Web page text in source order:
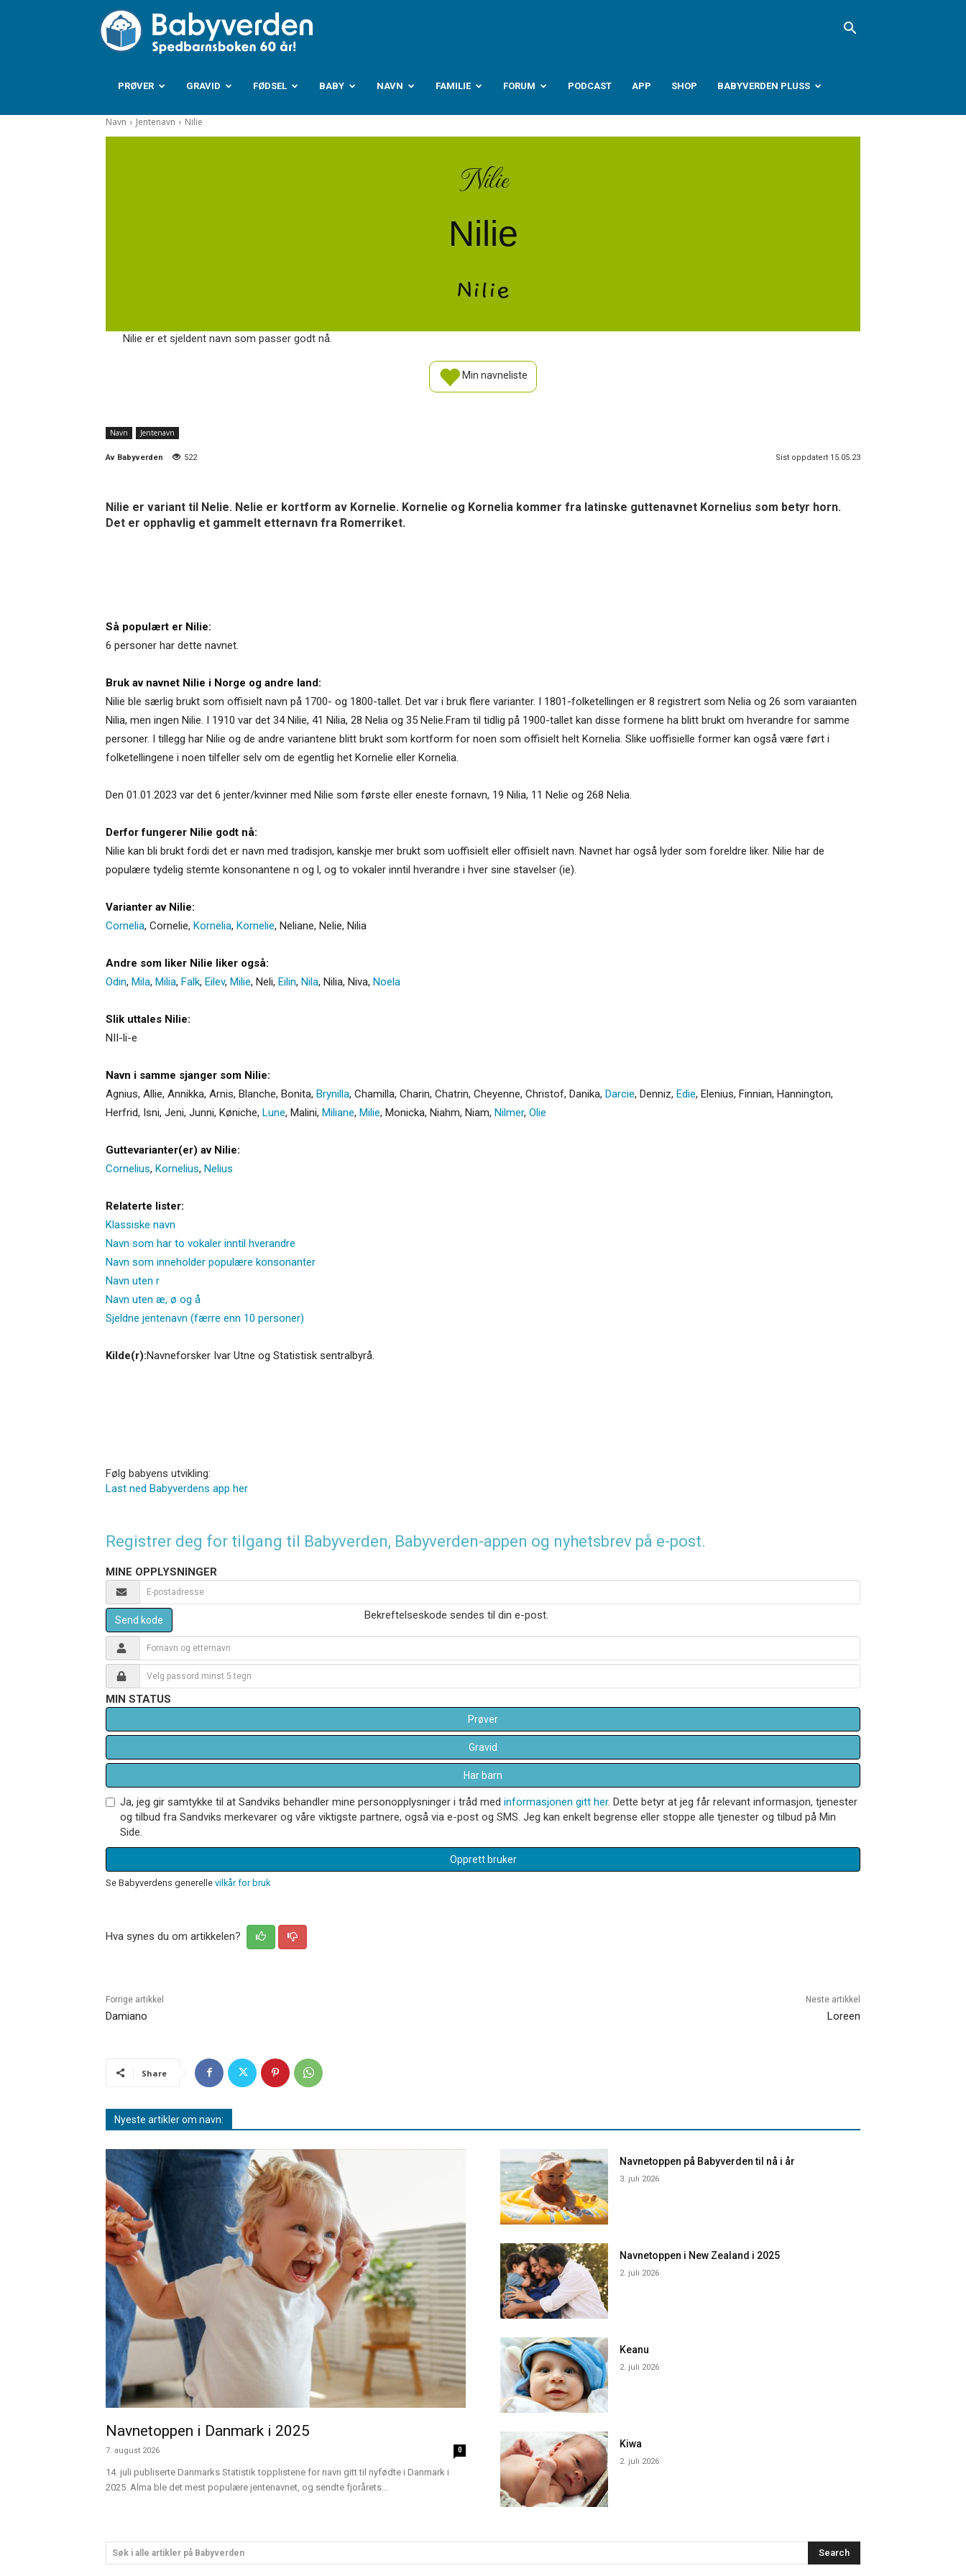
Babyverden.no
PRØVER GRAVID FØDSEL BABY NAVN FAMILIE FORUM PODCAST APP SHOP BABYVERDEN PLUSS
Navn Jentenavn Nilie
Nilie
Nilie
Nilie
Nilie er et sjeldent navn som passer godt nå.
Min navneliste
Navn Jentenavn
Av Babyverden 522 Sist oppdatert 15.05.23
Nilie er variant til Nelie. Nelie er kortform av Kornelie. Kornelie og Kornelia kommer fra latinske guttenavnet Kornelius som betyr horn.
Det er opphavlig et gammelt etternavn fra Romerriket.
Så populært er Nilie:
6 personer har dette navnet.
Bruk av navnet Nilie i Norge og andre land:
Nilie ble særlig brukt som offisielt navn på 1700- og 1800-tallet. Det var i bruk flere varianter. I 1801-folketellingen er 8 registrert som Nelia og 26 som varaianten
Nilia, men ingen Nilie. I 1910 var det 34 Nilie, 41 Nilia, 28 Nelia og 35 Nelie.Fram til tidlig på 1900-tallet kan disse formene ha blitt brukt om hverandre for samme
personer. I tillegg har Nilie og de andre variantene blitt brukt som kortform for noen som offisielt helt Kornelia. Slike uoffisielle former kan også være ført i
folketellingene i noen tilfeller selv om de egentlig het Kornelie eller Kornelia.
Den 01.01.2023 var det 6 jenter/kvinner med Nilie som første eller eneste fornavn, 19 Nilia, 11 Nelie og 268 Nelia.
Derfor fungerer Nilie godt nå:
Nilie kan bli brukt fordi det er navn med tradisjon, kanskje mer brukt som uoffisielt eller offisielt navn. Navnet har også lyder som foreldre liker. Nilie har de
populære tydelig stemte konsonantene n og l, og to vokaler inntil hverandre i hver sine stavelser (ie).
Varianter av Nilie:
Cornelia, Cornelie, Kornelia, Kornelie, Neliane, Nelie, Nilia
Andre som liker Nilie liker også:
Odin, Mila, Milia, Falk, Eilev, Milie, Neli, Eilin, Nila, Nilia, Niva, Noela
Slik uttales Nilie:
NII-li-e
Navn i samme sjanger som Nilie:
Agnius, Allie, Annikka, Arnis, Blanche, Bonita, Brynilla, Chamilla, Charin, Chatrin, Cheyenne, Christof, Danika, Darcie, Denniz, Edie, Elenius, Finnian, Hannington,
Herfrid, Isni, Jeni, Junni, Køniche, Lune, Malini, Miliane, Milie, Monicka, Niahm, Niam, Nilmer, Olie
Guttevarianter(er) av Nilie:
Cornelius, Kornelius, Nelius
Relaterte lister:
Klassiske navn
Navn som har to vokaler inntil hverandre
Navn som inneholder populære konsonanter
Navn uten r
Navn uten æ, ø og å
Sjeldne jentenavn (færre enn 10 personer)
Kilde(r):Navneforsker Ivar Utne og Statistisk sentralbyrå.
Følg babyens utvikling:
Last ned Babyverdens app her
Registrer deg for tilgang til Babyverden, Babyverden-appen og nyhetsbrev på e-post.
MINE OPPLYSNINGER
Send kode Bekreftelseskode sendes til din e-post.
MIN STATUS
Prøver
Gravid
Har barn
Ja, jeg gir samtykke til at Sandviks behandler mine personopplysninger i tråd med informasjonen gitt her. Dette betyr at jeg får relevant informasjon, tjenester
og tilbud fra Sandviks merkevarer og våre viktigste partnere, også via e-post og SMS. Jeg kan enkelt begrense eller stoppe alle tjenester og tilbud på Min
Side.
Opprett bruker
Se Babyverdens generelle vilkår for bruk
Hva synes du om artikkelen?
Forrige artikkel
Damiano
Neste artikkel
Loreen
Share
Nyeste artikler om navn:
Navnetoppen i Danmark i 2025
7. august 2026 0
14. juli publiserte Danmarks Statistik topplistene for navn gitt til nyfødte i Danmark i
2025. Alma ble det mest populære jentenavnet, og sendte fjorårets...
Navnetoppen på Babyverden til nå i år
3. juli 2026
Navnetoppen i New Zealand i 2025
2. juli 2026
Keanu
2. juli 2026
Kiwa
2. juli 2026
Søk i alle artikler på Babyverden Search